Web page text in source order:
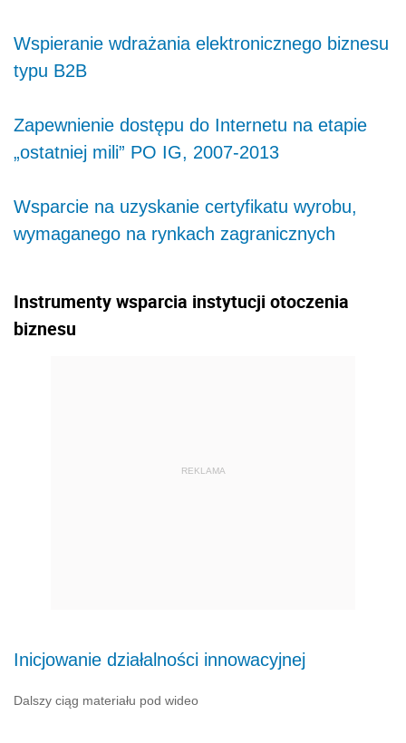
Wspieranie wdrażania elektronicznego biznesu
typu B2B
Zapewnienie dostępu do Internetu na etapie
„ostatniej mili” PO IG, 2007-2013
Wsparcie na uzyskanie certyfikatu wyrobu,
wymaganego na rynkach zagranicznych
Instrumenty wsparcia instytucji otoczenia
biznesu
REKLAMA
Inicjowanie działalności innowacyjnej
Dalszy ciąg materiału pod wideo